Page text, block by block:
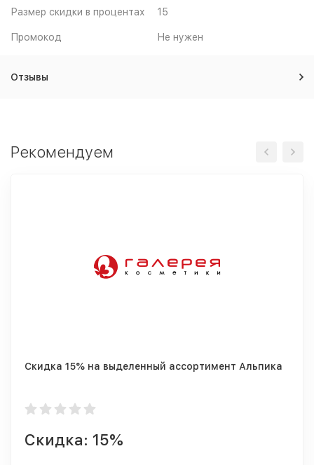
Размер скидки в процентах 15
Промокод Не нужен
Отзывы
Рекомендуем
Скидка 15% на выделенный ассортимент Альпика
Скидка: 15%